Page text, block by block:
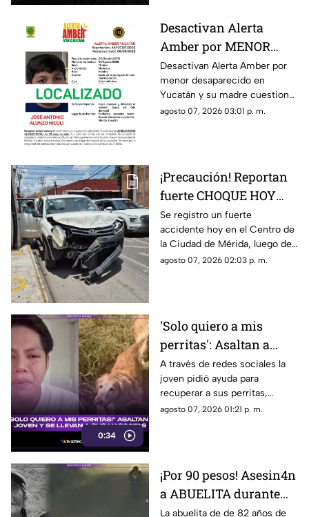
Desactivan Alerta
Amber por MENOR
DESAPARECIDO y su
madre dice: “¿Y cómo
por qué no me han
notificado?
Desactivan Alerta Amber por
menor desaparecido en
Yucatán y su madre cuestiona
la decisión, ya que las
agosto 07, 2026 03:01 p. m.
¡Precaución! Reportan
fuerte CHOQUE HOY
viernes 7 de agosto en
el Centro de Mérida;
esto se sabe
Se registro un fuerte
accidente hoy en el Centro de
la Ciudad de Mérida, luego de
que una camioneta impactó
agosto 07, 2026 02:03 p. m.
0:34
'Solo quiero a mis
perritas': Asaltan a
joven y se roban a sus
MASCOTAS; suplica
ayuda para localizarlas
(+VIDEO)
A través de redes sociales la
joven pidió ayuda para
recuperar a sus perritas,
quienes fueron robadas
agosto 07, 2026 01:21 p. m.
¡Por 90 pesos! Asesin4n
a ABUELITA durante
ASALTO cuando
La abuelita de de 82 años de